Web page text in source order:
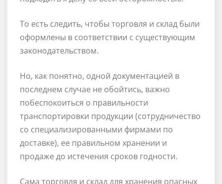
То есть следить, чтобы торговля и склад были
оформлены в соответствии с существующим
законодательством.
Но, как понятно, одной документацией в
последнем случае не обойтись, важно
побеспокоиться о правильности
транспортировки продукции (сотрудничество
со специализированными фирмами по
доставке), ее правильном хранении и
продаже до истечения сроков годности.
Сама торговля и склад для хранения опасных